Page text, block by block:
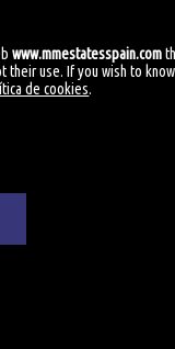
www.mmestatesspain.com
their use. If you wish to know
de cookies.